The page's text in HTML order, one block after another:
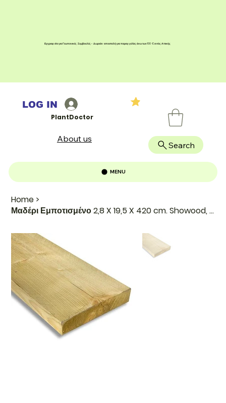
Home >
Μαδέρι Εμποτισμένο 2,8 X 19,5 X 420 cm. Showood, Μήκος x Ύψος: 420 X 19,5cm
Εγγραφείτε για Γεωπονικές Συμβουλές - Δωρεάν αποστολή για παραγγελίες άνω των 100 € εντός Αττικής
PlantDoctor
Search
MENU
LOG IN
About us